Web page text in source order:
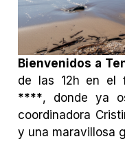
Bienvenidos a
de las 12h en el
****, donde ya
coordinadora
y una maravillosa